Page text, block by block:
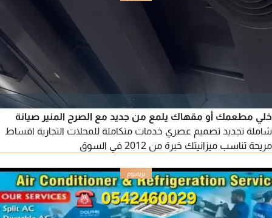
خلي مطعمك أو مقهاك يلمع من جديد مع الصرح المنير صيانة
شاملة تجديد تصميم عصري خدمات متكاملة للمحلات التجارية اقساط
مريحة تناسب ميزانيتك خبرة من 2012 في السوق